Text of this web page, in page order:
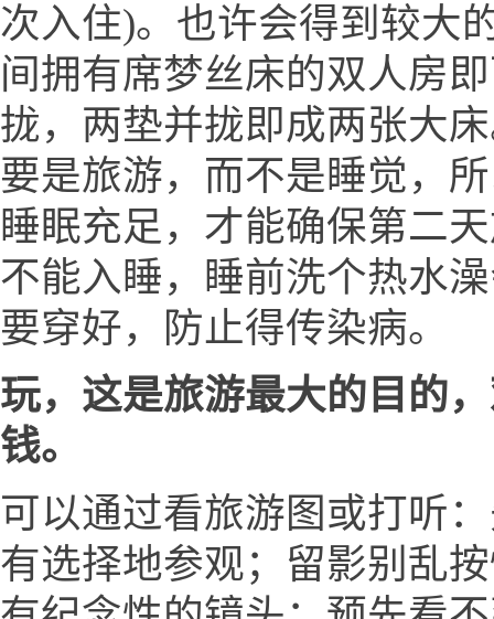
次入住)。也许会得到较大
间拥有席梦丝床的双人房
拢，两垫并拢即成两张大
要是旅游，而不是睡觉，
睡眠充足，才能确保第二
不能入睡，睡前洗个热水
要穿好，防止得传染病。
玩，这是旅游最大的目的
钱。
可以通过看旅游图或打听
有选择地参观；留影别乱